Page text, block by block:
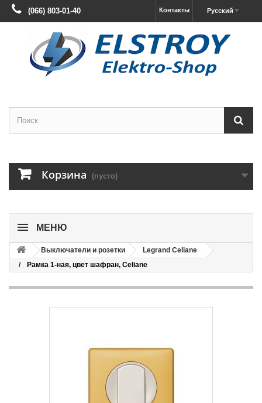
Русский
Контакты
(066) 803-01-40
Корзина (пусто)
МЕНЮ
Выключатели и розетки
Legrand Celiane
Рамка 1-ная, цвет шафран, Celiane